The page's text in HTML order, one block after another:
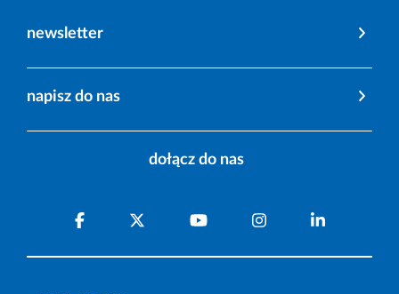
newsletter
napisz do nas
dołącz do nas